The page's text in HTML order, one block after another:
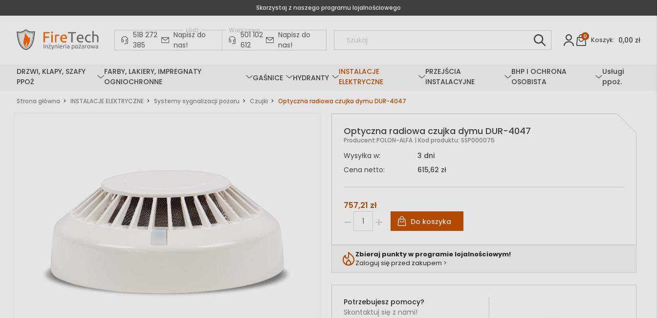
Skorzystaj z naszego programu lojalnościowego
Łódź
518 272
385
Napisz do
nas!
Warszawa
501 102
612
Napisz do
nas!
Koszyk: 0,00 zł
0
DRZWI, KLAPY, SZAFY
PPOŻ
FARBY, LAKIERY, IMPREGNATY
OGNIOCHRONNE
GAŚNICE HYDRANTY
INSTALACJE
ELEKTRYCZNE
PRZEJŚCIA
INSTALACYJNE
BHP I OCHRONA
OSOBISTA
Usługi
ppoż.
Strona główna INSTALACJE ELEKTRYCZNE Systemy sygnalizacji pożaru Czujki Optyczna radiowa czujka dymu DUR-4047
Optyczna radiowa czujka dymu DUR-4047
Producent:POLON-ALFA | Kod produktu: SSP000075
Wysyłka w:
3 dni
Cena netto:
615,62 zł
757,21 zł
Do koszyka
Zbieraj punkty w programie lojalnościowym!
Zaloguj się przed zakupem >
Potrzebujesz pomocy?
Skontaktuj się z nami!